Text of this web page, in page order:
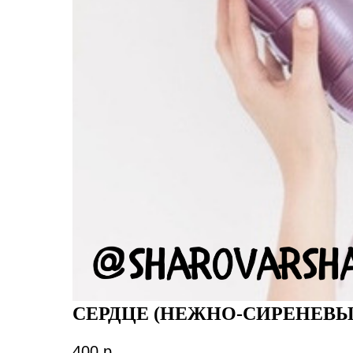
СЕРДЦЕ (НЕЖНО-